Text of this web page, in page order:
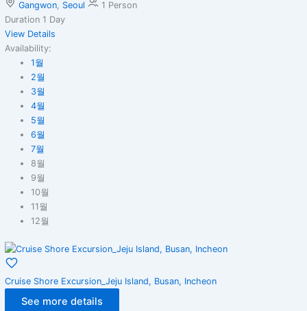
Gangwon, Seoul
1 Person
Duration 1 Day
View Details
Availability:
1월
2월
3월
4월
5월
6월
7월
8월
9월
10월
11월
12월
Cruise Shore Excursion_Jeju Island, Busan, Incheon
See more details